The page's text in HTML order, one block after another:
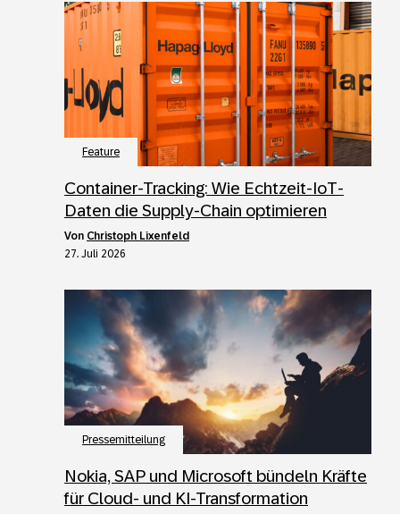
Feature
Container-Tracking: Wie Echtzeit-IoT-
Daten die Supply-Chain optimieren
von Christoph Lixenfeld
27. Juli 2026
Pressemitteilung
Nokia, SAP und Microsoft bündeln Kräfte
für Cloud- und KI-Transformation